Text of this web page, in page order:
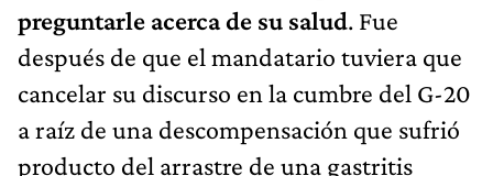
preguntarle acerca de su salud. Fue
después de que el mandatario tuviera que
cancelar su discurso en la cumbre del G-20
a raíz de una descompensación que sufrió
producto del arrastre de una gastritis